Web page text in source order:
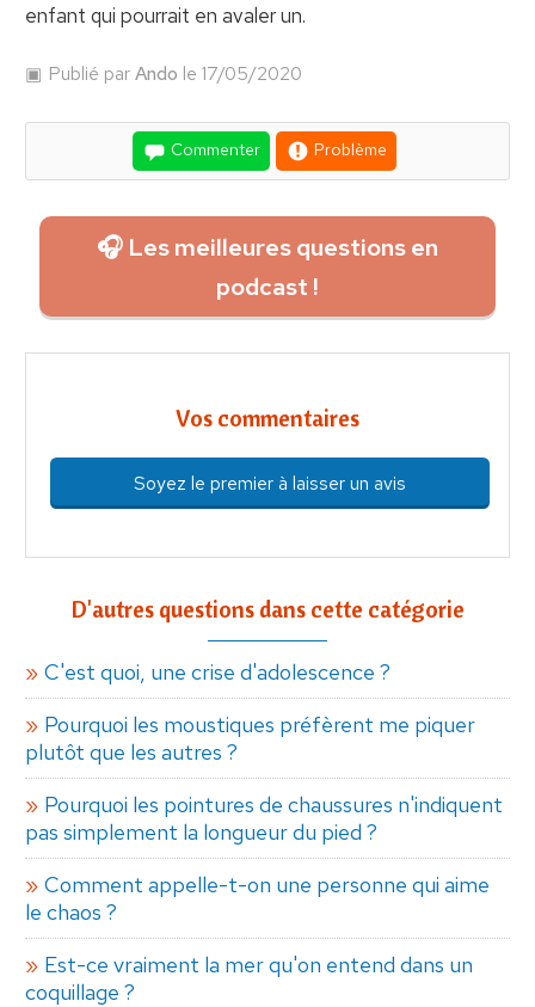
enfant qui pourrait en avaler un.
Publié parAndo le 17/05/2020
Commenter Problème
🎧 Les meilleures questions en
podcast !
Vos commentaires
Soyez le premier à laisser un avis
D'autres questions dans cette catégorie
C'est quoi, une crise d'adolescence ?
Pourquoi les moustiques préfèrent me piquer
plutôt que les autres ?
Pourquoi les pointures de chaussures n'indiquent
pas simplement la longueur du pied ?
Comment appelle-t-on une personne qui aime
le chaos ?
Est-ce vraiment la mer qu'on entend dans un
coquillage ?